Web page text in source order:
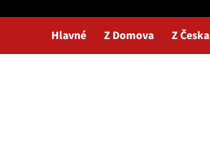
Hlavné Z Domova Z Česka